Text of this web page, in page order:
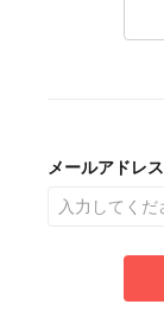
メールアドレス